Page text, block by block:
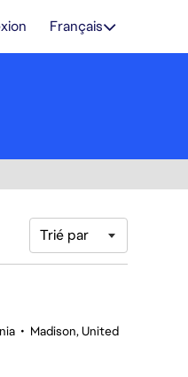
Français
Trié par
• Madison, United